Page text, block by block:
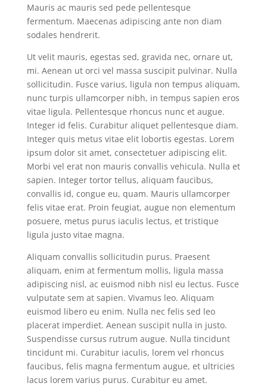
Mauris ac mauris sed pede pellentesque
fermentum. Maecenas adipiscing ante non diam
sodales hendrerit.
Ut velit mauris, egestas sed, gravida nec, ornare ut,
mi. Aenean ut orci vel massa suscipit pulvinar. Nulla
sollicitudin. Fusce varius, ligula non tempus aliquam,
nunc turpis ullamcorper nibh, in tempus sapien eros
vitae ligula. Pellentesque rhoncus nunc et augue.
Integer id felis. Curabitur aliquet pellentesque diam.
Integer quis metus vitae elit lobortis egestas. Lorem
ipsum dolor sit amet, consectetuer adipiscing elit.
Morbi vel erat non mauris convallis vehicula. Nulla et
sapien. Integer tortor tellus, aliquam faucibus,
convallis id, congue eu, quam. Mauris ullamcorper
felis vitae erat. Proin feugiat, augue non elementum
posuere, metus purus iaculis lectus, et tristique
ligula justo vitae magna.
Aliquam convallis sollicitudin purus. Praesent
aliquam, enim at fermentum mollis, ligula massa
adipiscing nisl, ac euismod nibh nisl eu lectus. Fusce
vulputate sem at sapien. Vivamus leo. Aliquam
euismod libero eu enim. Nulla nec felis sed leo
placerat imperdiet. Aenean suscipit nulla in justo.
Suspendisse cursus rutrum augue. Nulla tincidunt
tincidunt mi. Curabitur iaculis, lorem vel rhoncus
faucibus, felis magna fermentum augue, et ultricies
lacus lorem varius purus. Curabitur eu amet.